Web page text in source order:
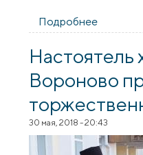
Подробнее
прошли
Настоятель
Вороново
30 мая, 2018 - 20:43